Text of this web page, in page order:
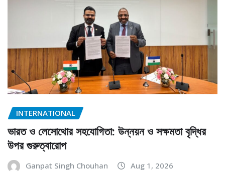
INTERNATIONAL
ভারত ও লেসোথোর সহযোগিতা: উন্নয়ন ও সক্ষমতা বৃদ্ধির
উপর গুরুত্বারোপ
Ganpat Singh Chouhan Aug 1, 2026